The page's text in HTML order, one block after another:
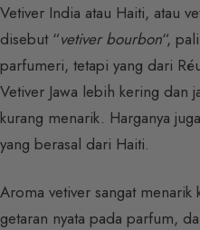
Vetiver India atau Haiti, atau
disebut “vetiver bourbon“,
parfumeri, tetapi yang dari
Vetiver Jawa lebih kering dan
kurang menarik. Harganya
yang berasal dari Haiti.
Aroma vetiver sangat menarik
getaran nyata pada parfum,